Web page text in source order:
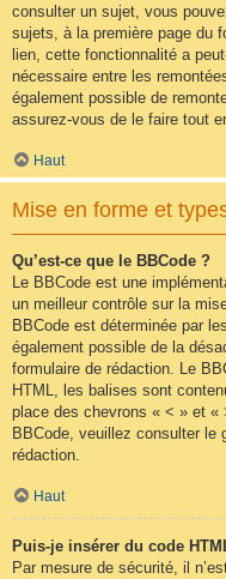
consulter un sujet, vous
sujets, à la première page du
lien, cette fonctionnalité a
nécessaire entre les
également possible de
assurez-vous de le faire tout
Haut
Mise en forme et
Qu’est-ce que le BBCode ?
Le BBCode est une
un meilleur contrôle sur la
BBCode est déterminée par
également possible de la
formulaire de rédaction. Le
HTML, les balises sont
place des chevrons « < » et «
BBCode, veuillez consulter le
rédaction.
Haut
Puis-je insérer du code
Par mesure de sécurité, il